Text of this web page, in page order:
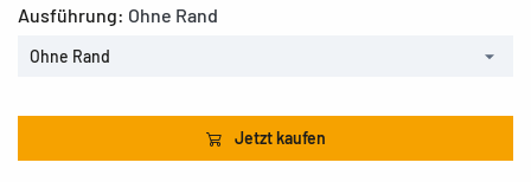
Ausführung: Ohne Rand
Ohne Rand
Jetzt kaufen